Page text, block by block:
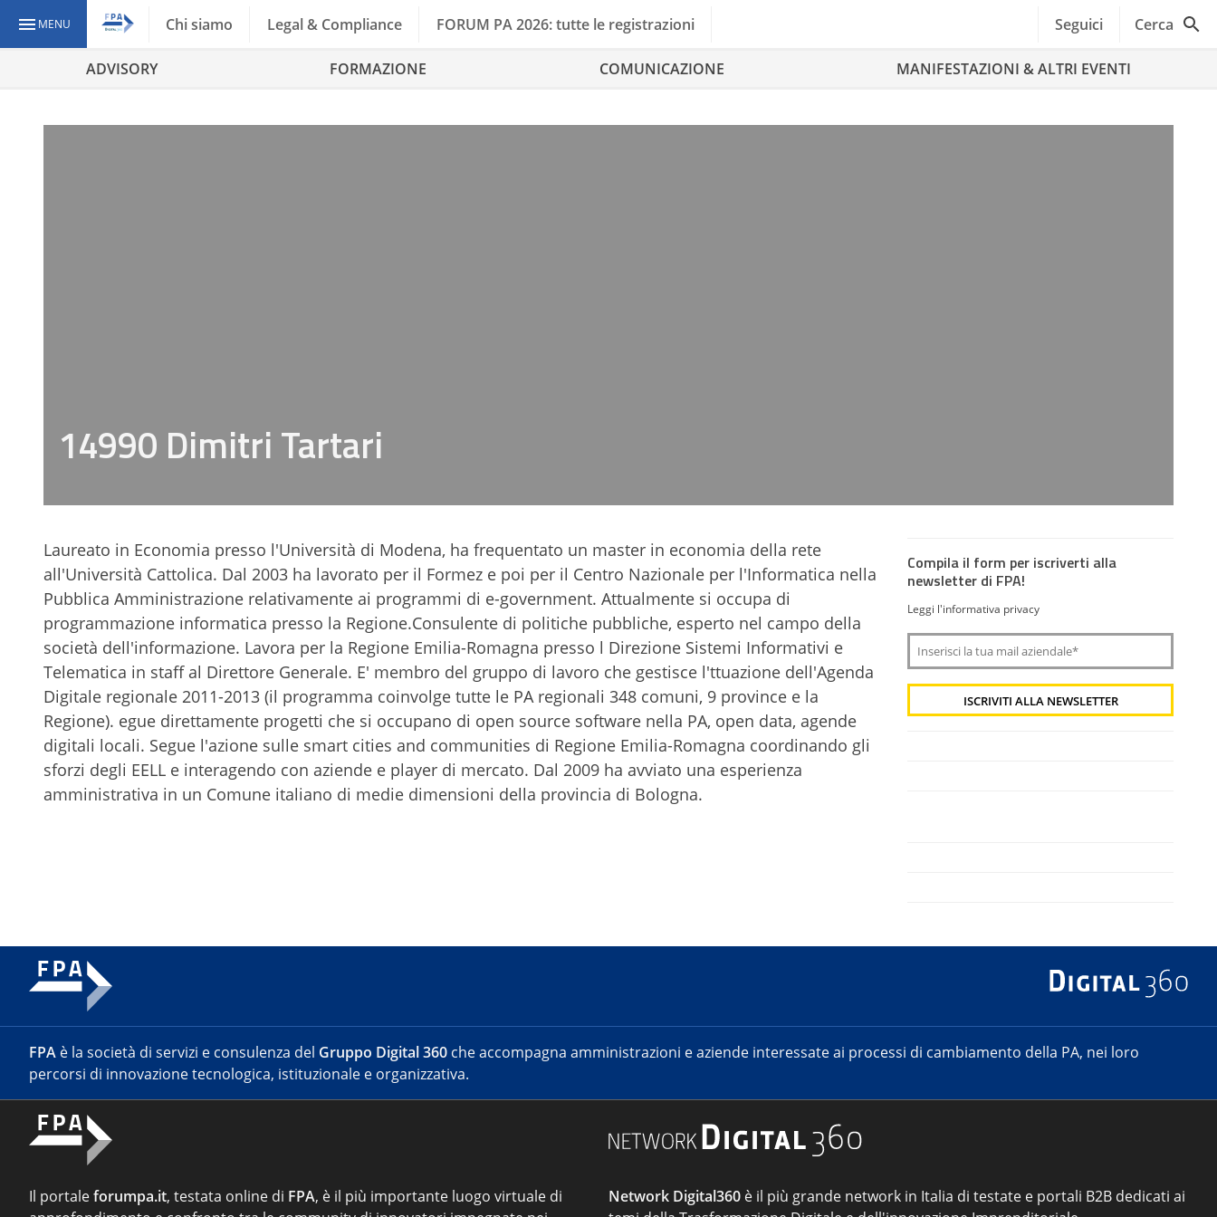
MENU Chi siamo Legal & Compliance FORUM PA 2026: tutte le registrazioni Seguici Cerca
ADVISORY FORMAZIONE COMUNICAZIONE MANIFESTAZIONI & ALTRI EVENTI
14990 Dimitri Tartari
Laureato in Economia presso l'Università di Modena, ha frequentato un master in economia della rete
all'Università Cattolica. Dal 2003 ha lavorato per il Formez e poi per il Centro Nazionale per l'Informatica nella
Pubblica Amministrazione relativamente ai programmi di e-government. Attualmente si occupa di
programmazione informatica presso la Regione.Consulente di politiche pubbliche, esperto nel campo della
società dell'informazione. Lavora per la Regione Emilia-Romagna presso l Direzione Sistemi Informativi e
Telematica in staff al Direttore Generale. E' membro del gruppo di lavoro che gestisce l'ttuazione dell'Agenda
Digitale regionale 2011-2013 (il programma coinvolge tutte le PA regionali 348 comuni, 9 province e la
Regione). egue direttamente progetti che si occupano di open source software nella PA, open data, agende
digitali locali. Segue l'azione sulle smart cities and communities di Regione Emilia-Romagna coordinando gli
sforzi degli EELL e interagendo con aziende e player di mercato. Dal 2009 ha avviato una esperienza
amministrativa in un Comune italiano di medie dimensioni della provincia di Bologna.
Compila il form per iscriverti alla
newsletter di FPA!
Leggi l'informativa privacy
FPA è la società di servizi e consulenza del Gruppo Digital 360 che accompagna amministrazioni e aziende interessate ai processi di cambiamento della PA, nei loro
percorsi di innovazione tecnologica, istituzionale e organizzativa.
Il portaleforumpa.it, testata online di FPA, è il più importante luogo virtuale di
Network Digital360 è il più grande network in Italia di testate e portali B2B dedicati ai